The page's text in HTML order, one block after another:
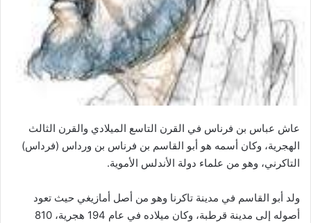
عاش عباس بن فرناس في القرن التاسع الميلادي والقرن الثالث
الهجرية، وكان أسمه هو أبو القاسم بن فرناس بن ورداس (فرداس)
التاكرني، وهو من علماء دولة الأندلس الأموية.
ولد أبو القاسم في مدينة تاكرنا وهو من أصل أمازيغي حيث تعود
أصوله إلى مدينة قرطبة، وكان ميلاده في عام 194 هجرية، 810